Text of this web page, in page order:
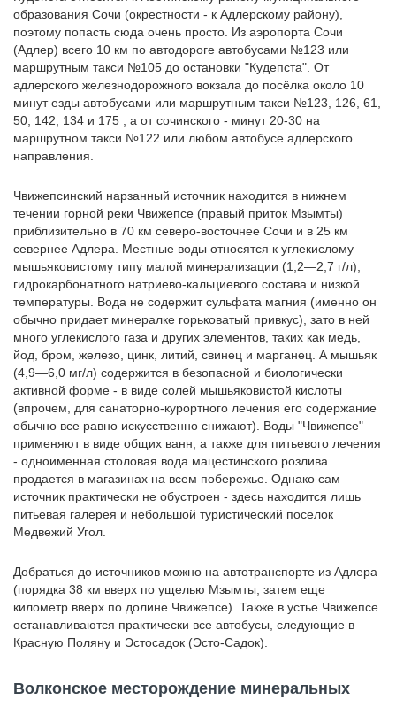
образования Сочи (окрестности - к Адлерскому району),
поэтому попасть сюда очень просто. Из аэропорта Сочи
(Адлер) всего 10 км по автодороге автобусами №123 или
маршрутным такси №105 до остановки "Кудепста". От
адлерского железнодорожного вокзала до посёлка около 10
минут езды автобусами или маршрутным такси №123, 126, 61,
50, 142, 134 и 175 , а от сочинского - минут 20-30 на
маршрутном такси №122 или любом автобусе адлерского
направления.
Чвижепсинский нарзанный источник находится в нижнем
течении горной реки Чвижепсе (правый приток Мзымты)
приблизительно в 70 км северо-восточнее Сочи и в 25 км
севернее Адлера. Местные воды относятся к углекислому
мышьяковистому типу малой минерализации (1,2—2,7 г/л),
гидрокарбонатного натриево-кальциевого состава и низкой
температуры. Вода не содержит сульфата магния (именно он
обычно придает минералке горьковатый привкус), зато в ней
много углекислого газа и других элементов, таких как медь,
йод, бром, железо, цинк, литий, свинец и марганец. А мышьяк
(4,9—6,0 мг/л) содержится в безопасной и биологически
активной форме - в виде солей мышьяковистой кислоты
(впрочем, для санаторно-курортного лечения его содержание
обычно все равно искусственно снижают). Воды "Чвижепсе"
применяют в виде общих ванн, а также для питьевого лечения
- одноименная столовая вода мацестинского розлива
продается в магазинах на всем побережье. Однако сам
источник практически не обустроен - здесь находится лишь
питьевая галерея и небольшой туристический поселок
Медвежий Угол.
Добраться до источников можно на автотранспорте из Адлера
(порядка 38 км вверх по ущелью Мзымты, затем еще
километр вверх по долине Чвижепсе). Также в устье Чвижепсе
останавливаются практически все автобусы, следующие в
Красную Поляну и Эстосадок (Эсто-Садок).
Волконское месторождение минеральных